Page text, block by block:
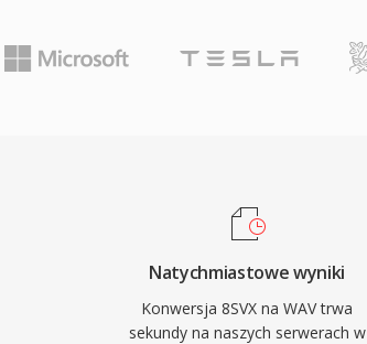
i odtwarzaczu
16-bitowych
WAV nie
dokladna cyfrowa
go preferowanym
obsluguje rowniez
umozliwiajac
Natychmiastowe wyniki
Konwersja 8SVX na WAV trwa
sekundy na naszych serwerach w